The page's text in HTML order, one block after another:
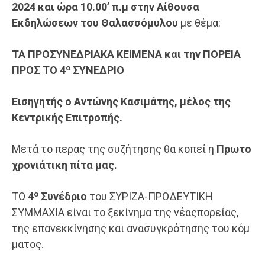
2024 και ώρα 10.00’π.μ στην Αίθουσα
Εκδηλώσεων του Θαλασσόμυλου με θέμα:
ΤΑ ΠΡΟΣΥΝΕΔΡΙΑΚΑ ΚΕΙΜΕΝΑ και την ΠΟΡΕΙΑ
ΠΡΟΣ ΤΟ 4ο ΣΥΝΕΔΡΙΟ
Εισηγητής ο Αντώνης Κασιμάτης, μέλος της
Κεντρικής Επιτροπής.
Μετά το περας της συζήτησης θα κοπεί η Πρωτο
χρονιάτικη πίτα μας.
ΤΟ 4ο Συνέδριο του ΣΥΡΙΖΑ-ΠΡΟΔΕΥΤΙΚΗ
ΣΥΜΜΑΧΙΑ είναι το ξεκίνημα της νέαςπορείας,
της επανεκκίνησης και ανασυγκρότησης του κόμ
ματος.